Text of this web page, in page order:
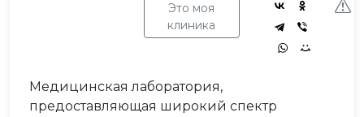
Это моя
клиника
Медицинская лаборатория,
предоставляющая широкий спектр